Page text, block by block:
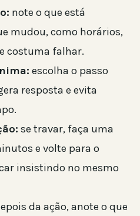
note o que está
mudou, como horários,
costuma falhar.
escolha o passo
resposta e evita
se travar, faça uma
e volte para o
insistindo no mesmo
da ação, anote o que